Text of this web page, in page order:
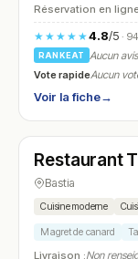
Réservation en
★★★★★4.8/5·
RANKEAT
Aucun
Vote rapideAucun
Voir la fiche→
N° 19
Restaurant
Bastia
Cuisine moderne
Magret de canard
Livraison :Non